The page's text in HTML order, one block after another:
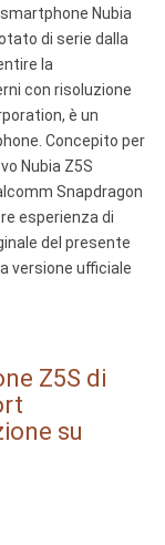
Nubia
di serie dalla
la
con risoluzione
è un
Concepito per
Nubia Z5S
Snapdragon
esperienza di
del presente
versione ufficiale
Z5S di
su